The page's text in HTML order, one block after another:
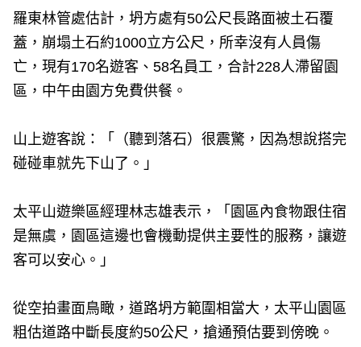
羅東林管處估計，坍方處有50公尺長路面被土石覆
蓋，崩塌土石約1000立方公尺，所幸沒有人員傷
亡，現有170名遊客、58名員工，合計228人滯留園
區，中午由園方免費供餐。
山上遊客說：「（聽到落石）很震驚，因為想說搭完
碰碰車就先下山了。」
太平山遊樂區經理林志雄表示，「園區內食物跟住宿
是無虞，園區這邊也會機動提供主要性的服務，讓遊
客可以安心。」
從空拍畫面鳥瞰，道路坍方範圍相當大，太平山園區
粗估道路中斷長度約50公尺，搶通預估要到傍晚。